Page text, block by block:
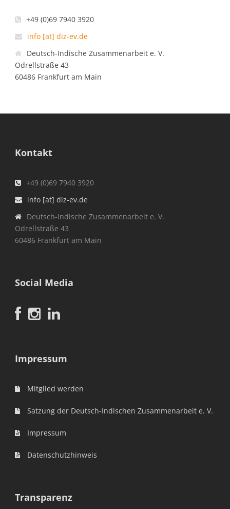
+49 (0)69 7940 3920
info [at] diz-ev.de
Deutsch-Indische Zusammenarbeit e. V.
Odrellstraße 43
60486 Frankfurt am Main
Kontakt
+49 (0)69 7940 3920
info [at] diz-ev.de
Deutsch-Indische Zusammenarbeit e. V.
Odrellstraße 43
60486 Frankfurt am Main
Social Media
Impressum
Mitglied werden
Satzung der Deutsch-Indischen Zusammenarbeit e. V.
Impressum
Datenschutzhinweis
Transparenz